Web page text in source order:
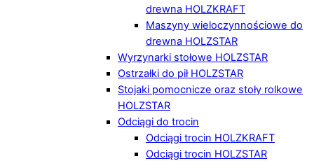
drewna HOLZKRAFT
Maszyny wieloczynnościowe do
drewna HOLZSTAR
Wyrzynarki stołowe HOLZSTAR
Ostrzałki do pił HOLZSTAR
Stojaki pomocnicze oraz stoły rolkowe
HOLZSTAR
Odciągi do trocin
Odciągi trocin HOLZKRAFT
Odciągi trocin HOLZSTAR